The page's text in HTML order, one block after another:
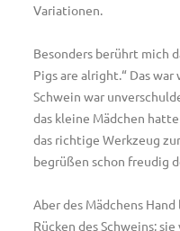
Variationen.
Besonders berührt mich
Pigs are alright.“ Das
Schwein war
das kleine Mädchen
das richtige Werkzeug
begrüßen schon freudig
Aber des Mädchens
Rücken des Schweins;